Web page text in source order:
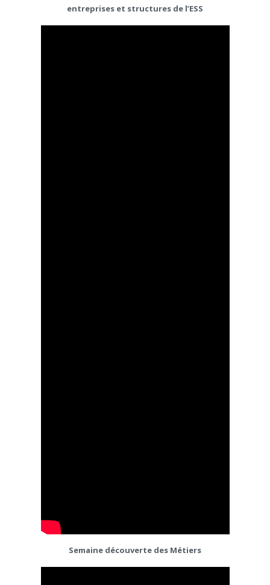
entreprises et structures de l’ESS
Semaine découverte des Métiers